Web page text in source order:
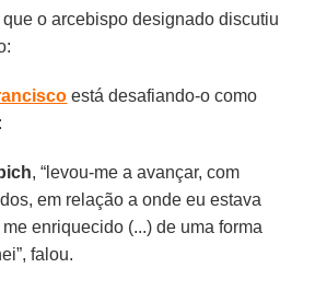
o arcebispo designado discutiu
está desafiando-o como
, “levou-me a avançar, com
em relação a onde eu estava
enriquecido (...) de uma forma
falou.